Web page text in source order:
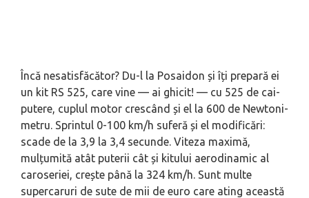
Încă nesatisfăcător? Du-l la Posaidon și îți prepară ei
un kit RS 525, care vine — ai ghicit! — cu 525 de cai-
putere, cuplul motor crescând și el la 600 de Newtoni-
metru. Sprintul 0-100 km/h suferă și el modificări:
scade de la 3,9 la 3,4 secunde. Viteza maximă,
mulțumită atât puterii cât și kitului aerodinamic al
caroseriei, crește până la 324 km/h. Sunt multe
supercaruri de sute de mii de euro care ating această